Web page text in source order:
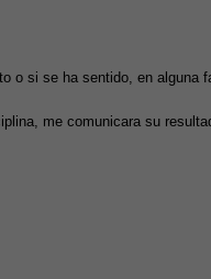
o si se ha sentido, en alguna
me comunicara su